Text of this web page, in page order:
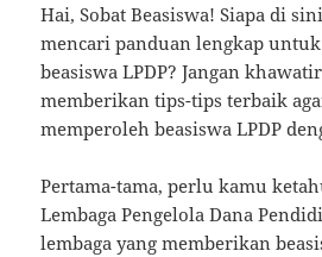
Hai, Sobat Beasiswa! Siapa di
mencari panduan lengkap
beasiswa LPDP? Jangan
memberikan tips-tips terbaik
memperoleh beasiswa LPDP
Pertama-tama, perlu kamu
Lembaga Pengelola Dana
lembaga yang memberikan